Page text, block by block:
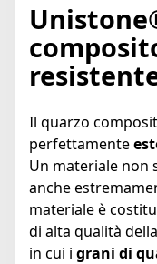
Il quarzo
perfettamente
Un materiale non
anche
materiale è
di alta qualità
in cui i grani di